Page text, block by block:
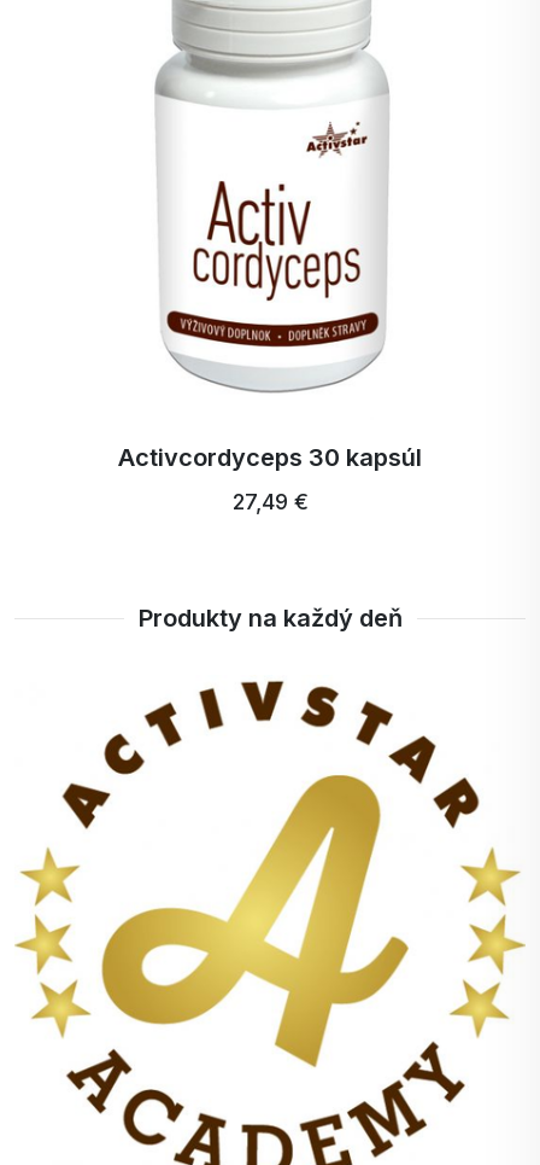
inulín a oligofruktózu. Nielen v Európe, ale aj v
USA sú Orafti® inulín a oligofruktóza od BENEO
uznávané oficiálnymi orgánmi. Inulín a
oligofruktóza od spoločnosti BENEO z koreňa
čakanky sú teraz oficiálne na zozname
schválených potravinových vlákien publikovanom
FDA. Vláknina z koreňa čakanky sú jediné
osvedčené prebiotiká na rastlinnej báze.
Zodpovedajúca vedecká databáza prebiotickej
vlákniny BENEO je najsilnejšia v potravinárskom
Activcordyceps 30 kapsúl
27,49 €
Produkty na každý deň